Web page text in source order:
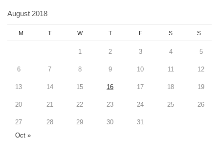
August 2018
M T W T F S S
1 2 3 4 5
6 7 8 9 10 11 12
13 14 15 16 17 18 19
20 21 22 23 24 25 26
27 28 29 30
31
Oct »